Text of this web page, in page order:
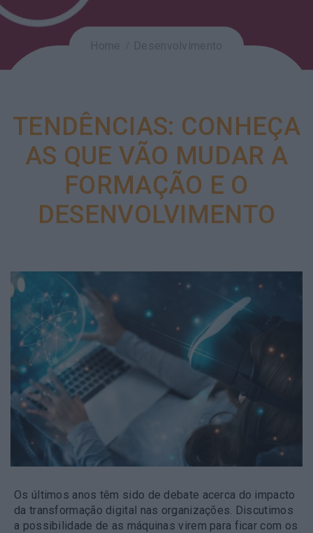
TENDÊNCIAS: CONHEÇA
AS QUE VÃO MUDAR A
FORMAÇÃO E O
DESENVOLVIMENTO
Os últimos anos têm sido de debate acerca do impacto
da transformação digital nas organizações. Discutimos
a possibilidade de as máquinas virem para ficar com os